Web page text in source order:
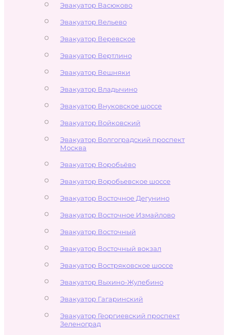
Эвакуатор Васюково
Эвакуатор Вельево
Эвакуатор Веревское
Эвакуатор Вертлино
Эвакуатор Вешняки
Эвакуатор Владычино
Эвакуатор Внуковское шоссе
Эвакуатор Войковский
Эвакуатор Волгоградский проспект
Москва
Эвакуатор Воробьёво
Эвакуатор Воробьевское шоссе
Эвакуатор Восточное Дегунино
Эвакуатор Восточное Измайлово
Эвакуатор Восточный
Эвакуатор Восточный вокзал
Эвакуатор Востряковское шоссе
Эвакуатор Выхино-Жулебино
Эвакуатор Гагаринский
Эвакуатор Георгиевский проспект
Зеленоград